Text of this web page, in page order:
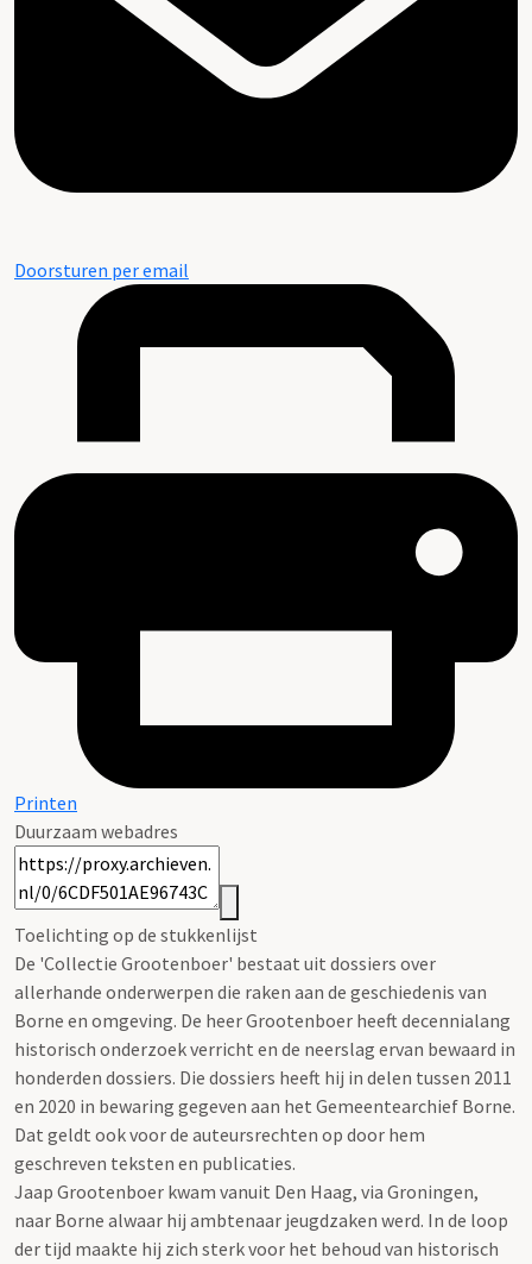
Doorsturen per email
Printen
Duurzaam webadres
Toelichting op de stukkenlijst
De 'Collectie Grootenboer' bestaat uit dossiers over
allerhande onderwerpen die raken aan de geschiedenis van
Borne en omgeving. De heer Grootenboer heeft decennialang
historisch onderzoek verricht en de neerslag ervan bewaard in
honderden dossiers. Die dossiers heeft hij in delen tussen 2011
en 2020 in bewaring gegeven aan het Gemeentearchief Borne.
Dat geldt ook voor de auteursrechten op door hem
geschreven teksten en publicaties.
Jaap Grootenboer kwam vanuit Den Haag, via Groningen,
naar Borne alwaar hij ambtenaar jeugdzaken werd. In de loop
der tijd maakte hij zich sterk voor het behoud van historisch